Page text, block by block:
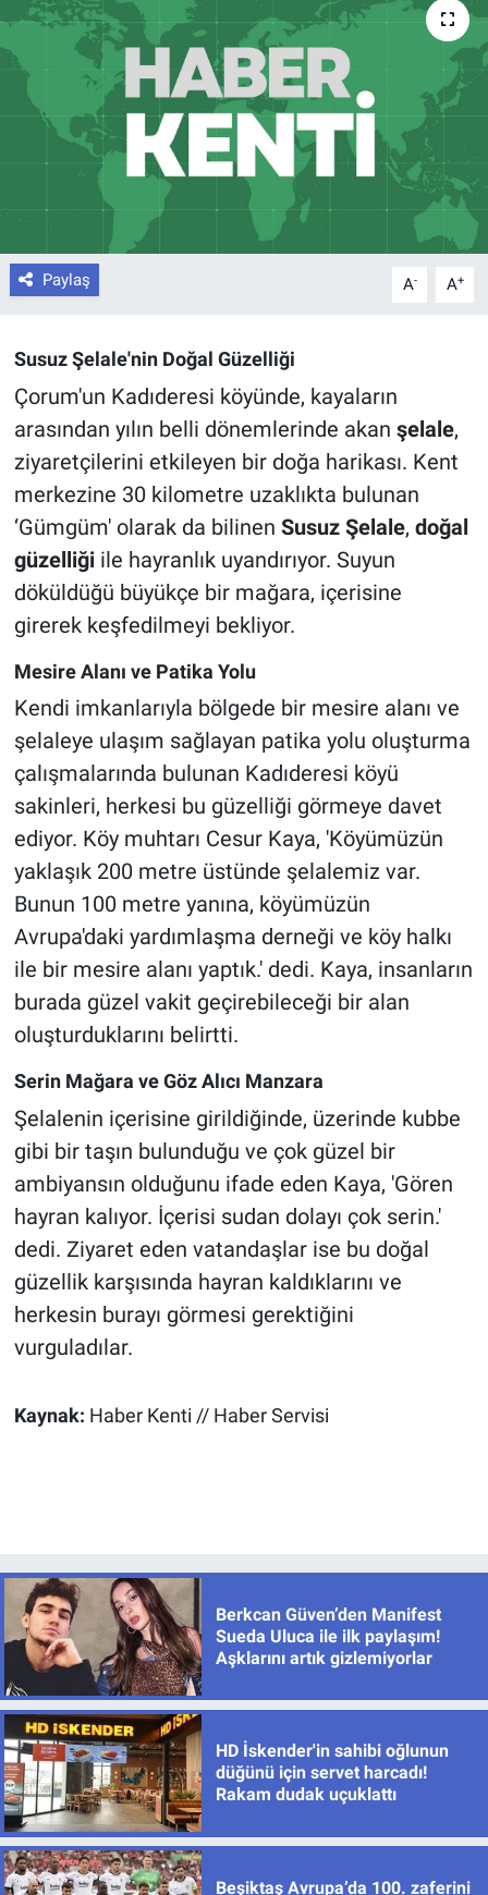
Paylaş A- A+
Susuz Şelale'nin Doğal Güzelliği
Çorum'un Kadıderesi köyünde, kayaların
arasından yılın belli dönemlerinde akan şelale,
ziyaretçilerini etkileyen bir doğa harikası. Kent
merkezine 30 kilometre uzaklıkta bulunan
‘Gümgüm' olarak da bilinen Susuz Şelale, doğal
güzelliğiile hayranlık uyandırıyor. Suyun
döküldüğü büyükçe bir mağara, içerisine
girerek keşfedilmeyi bekliyor.
Mesire Alanı ve Patika Yolu
Kendi imkanlarıyla bölgede bir mesire alanı ve
şelaleye ulaşım sağlayan patika yolu oluşturma
çalışmalarında bulunan Kadıderesi köyü
sakinleri, herkesi bu güzelliği görmeye davet
ediyor. Köy muhtarı Cesur Kaya, 'Köyümüzün
yaklaşık 200 metre üstünde şelalemiz var.
Bunun 100 metre yanına, köyümüzün
Avrupa'daki yardımlaşma derneği ve köy halkı
ile bir mesire alanı yaptık.' dedi. Kaya, insanların
burada güzel vakit geçirebileceği bir alan
oluşturduklarını belirtti.
Serin Mağara ve Göz Alıcı Manzara
Şelalenin içerisine girildiğinde, üzerinde kubbe
gibi bir taşın bulunduğu ve çok güzel bir
ambiyansın olduğunu ifade eden Kaya, 'Gören
hayran kalıyor. İçerisi sudan dolayı çok serin.'
dedi. Ziyaret eden vatandaşlar ise bu doğal
güzellik karşısında hayran kaldıklarını ve
herkesin burayı görmesi gerektiğini
vurguladılar.
Kaynak: Haber Kenti // Haber Servisi
Berkcan Güven’den Manifest
Sueda Uluca ile ilk paylaşım!
Aşklarını artık gizlemiyorlar
HD İskender'in sahibi oğlunun
düğünü için servet harcadı!
Rakam dudak uçuklattı
Beşiktaş Avrupa’da 100. zaferini